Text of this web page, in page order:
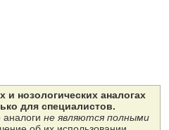
нозологических аналогах
для специалистов.
аналоги не являются полными